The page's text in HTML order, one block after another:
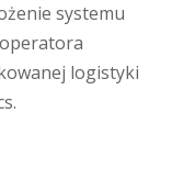
systemu
logistyki